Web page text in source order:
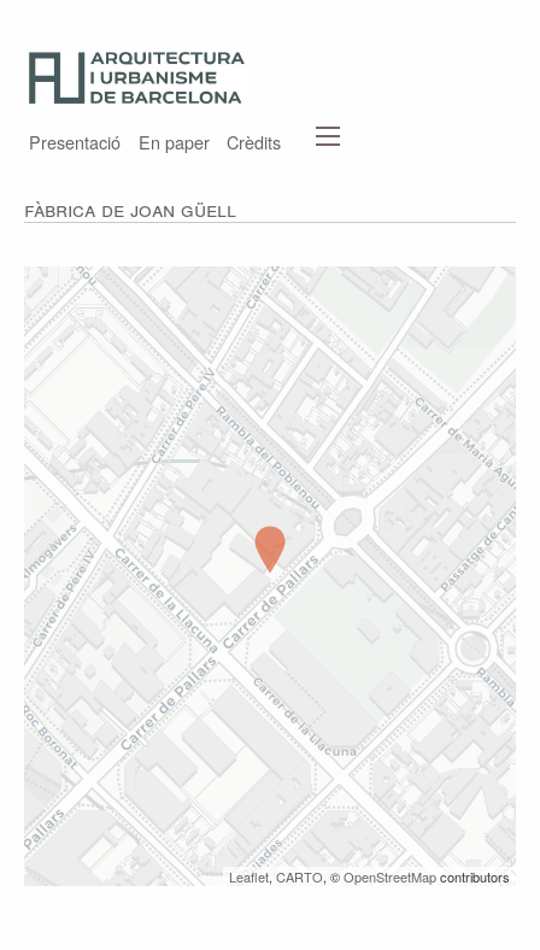
Presentació En paper Crèdits
Fàbrica de Joan Güell
Leaflet, CARTO, ©OpenStreetMapcontributors